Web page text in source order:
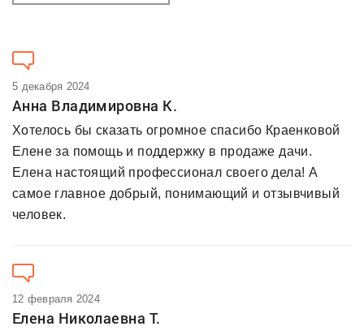
5 декабря 2024
Анна Владимировна К.
Хотелось бы сказать огромное спасибо Краенковой
Елене за помощь и поддержку в продаже дачи.
Елена настоящий профессионал своего дела! А
самое главное добрый, понимающий и отзывчивый
человек.
12 февраля 2024
Елена Николаевна Т.